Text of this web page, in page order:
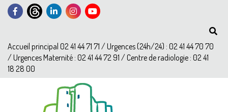
Accueil principal 02 41 44 71 71 / Urgences (24h/24) : 02 41 44 70 70
/ Urgences Maternité : 02 41 44 72 91 / Centre de radiologie : 02 41
18 28 00